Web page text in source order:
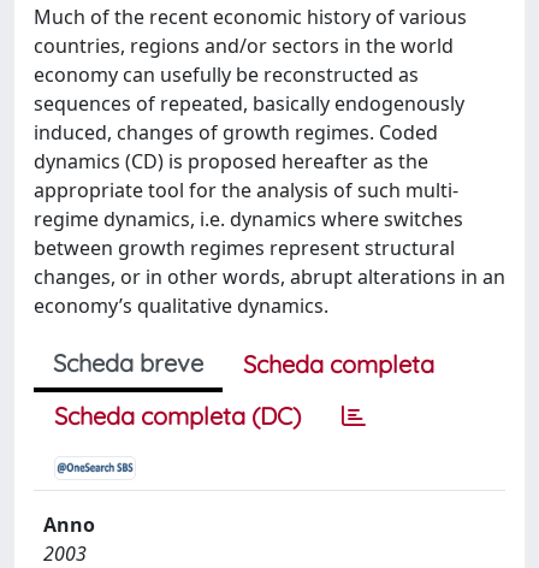
Much of the recent economic history of various
countries, regions and/or sectors in the world
economy can usefully be reconstructed as
sequences of repeated, basically endogenously
induced, changes of growth regimes. Coded
dynamics (CD) is proposed hereafter as the
appropriate tool for the analysis of such multi-
regime dynamics, i.e. dynamics where switches
between growth regimes represent structural
changes, or in other words, abrupt alterations in an
economy’s qualitative dynamics.
Scheda breve
Scheda completa
Scheda completa (DC)
Anno
2003